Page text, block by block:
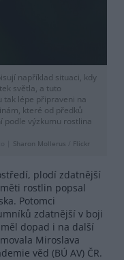
například situaci, kdy
světla, a tuto
tak lépe připraveni na
které od předků
podle výzkumu rostlina
| Sharon Mollerus Flickr
plodí zdatnější
rostlin popsal
Potomci
zdatnější v boji
dopad i na další
Miroslava
věd (BÚ AV) ČR.